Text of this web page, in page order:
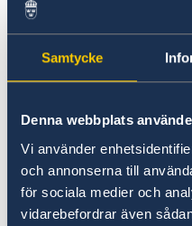
Samtycke
Denna webbplats
Vi använder
och annonserna till
för sociala medier och
vidarebefordrar även
Sverige stärker
stödet med 775
Praktik vid
Genève, VT 2026
20 aug. 2025